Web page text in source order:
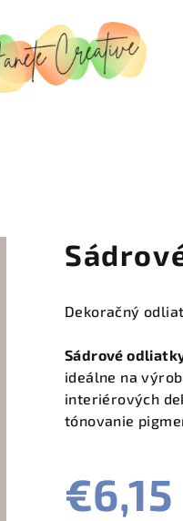
Dekoračný
Sádrové
ideálne na
interiérových
tónovanie
€6,15